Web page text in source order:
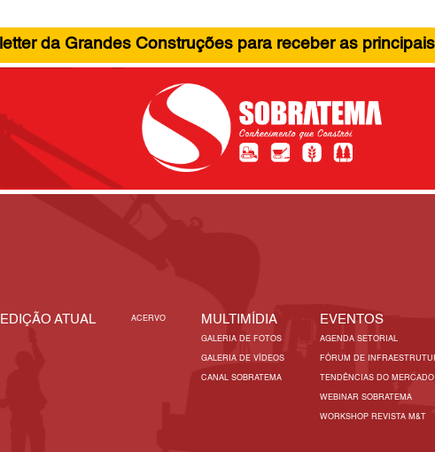
da Grandes Construções para receber as
EDIÇÃO ATUAL ACERVO MULTIMÍDIA
GALERIA DE FOTOS
GALERIA DE VÍDEOS
CANAL SOBRATEMA
EVENTOS
AGENDA SETORIAL
FÓRUM DE
TENDÊNCIAS DO MERCADO
WEBINAR SOBRATEMA
WORKSHOP REVISTA M&T